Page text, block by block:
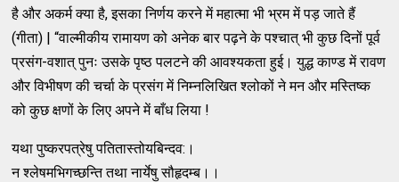
है और अकर्म क्या है, इसका निर्णय करने में महात्मा भी भ्रम में पड़ जाते हैं
(गीता) | “वाल्मीकीय रामायण को अनेक बार पढ़ने के पश्चात् भी कुछ दिनों पूर्व
प्रसंग-वशात् पुनः उसके पृष्ठ पलटने की आवश्यकता हुई। युद्ध काण्ड में रावण
और विभीषण की चर्चा के प्रसंग में निम्नलिखित श्लोकों ने मन और मस्तिष्क
को कुछ क्षणों के लिए अपने में बाँध लिया !
यथा पुष्करपत्रेषु पतितास्तोयबिन्दव:।
न श्लेषमभिगच्छन्ति तथा नार्येषु सौहृदम्ब।।